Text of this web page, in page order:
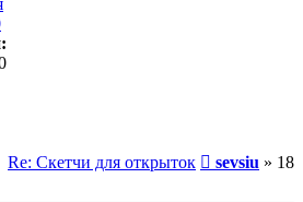
Re: Скетчи для открыток Сообщение
sevsiu » 18